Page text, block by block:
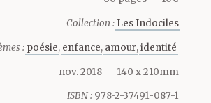
Collection : Les Indociles
: poésie enfance amour identité
nov. 2018 — 140 x 210mm
ISBN : 978-2-37491-087-1